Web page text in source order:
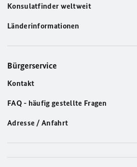
Konsulatfinder weltweit
Länderinformationen
Bürgerservice
Kontakt
FAQ - häufig gestellte Fragen
Adresse / Anfahrt